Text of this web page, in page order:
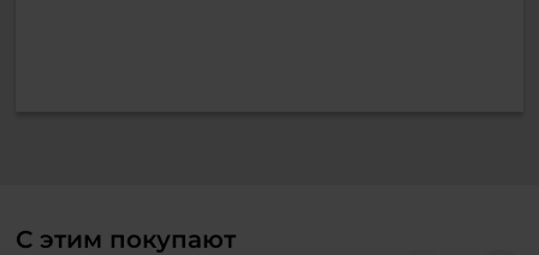
С этим покупают